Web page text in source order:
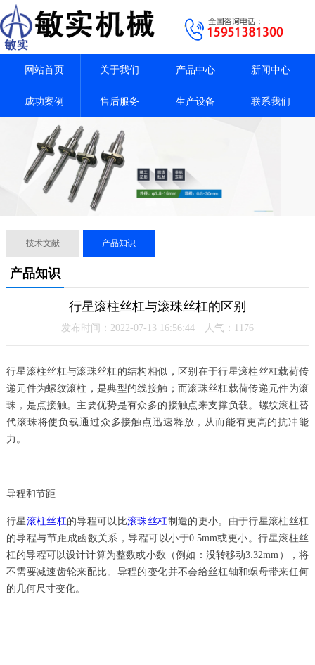
网站首页 关于我们 产品中心 新闻中心
成功案例 售后服务 生产设备 联系我们
技术文献 产品知识
产品知识
行星滚柱丝杠与滚珠丝杠的区别
发布时间：2022-07-13 16:56:44 人气： 1176
行星滚柱丝杠与滚珠丝杠的结构相似，区别在于行星滚柱丝杠载荷传
递元件为螺纹滚柱，是典型的线接触；而滚珠丝杠载荷传递元件为滚
珠，是点接触。主要优势是有众多的接触点来支撑负载。螺纹滚柱替
代滚珠将使负载通过众多接触点迅速释放，从而能有更高的抗冲能
力。
导程和节距
行星滚柱丝杠的导程可以比滚珠丝杠制造的更小。由于行星滚柱丝杠
的导程与节距成函数关系，导程可以小于0.5mm或更小。行星滚柱丝
杠的导程可以设计计算为整数或小数（例如：没转移动3.32mm），将
不需要减速齿轮来配比。导程的变化并不会给丝杠轴和螺母带来任何
的几何尺寸变化。